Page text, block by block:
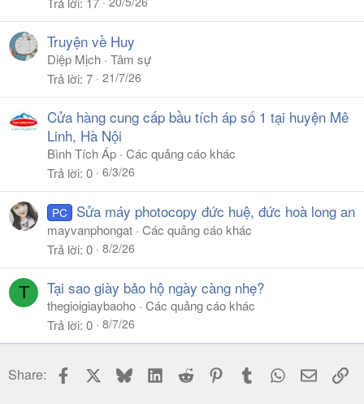
Truyện về Huy
Diệp Mịch Tâm sự
Trả lời 7 21/7/26
Cửa hàng cung cấp bầu tích áp số 1 tại huyện Mê
Linh, Hà Nội
Bình Tích Áp Các quảng cáo khác
Trả lời 0 6/3/26
PC Sửa máy photocopy đức huệ, đức hoà long an
mayvanphongat Các quảng cáo khác
Trả lời 0 8/2/26
T Tại sao giày bảo hộ ngày càng nhẹ?
thegioigiaybaoho Các quảng cáo khác
Trả lời 0 8/7/26
Share: Facebook BlueskyLinkedIn
Reddit PinterestTumblr WhatsApp
Email